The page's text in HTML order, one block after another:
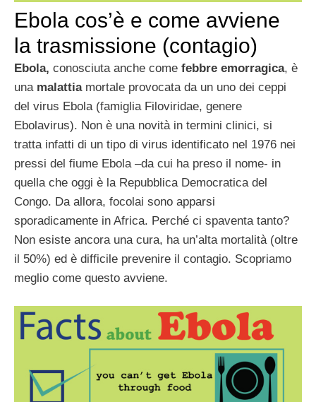
Ebola cos’è e come avviene
la trasmissione (contagio)
Ebola, conosciuta anche come febbre emorragica, è
una malattiamortale provocata da un uno dei ceppi
del virus Ebola (famiglia Filoviridae, genere
Ebolavirus). Non è una novità in termini clinici, si
tratta infatti di un tipo di virus identificato nel 1976 nei
pressi del fiume Ebola –da cui ha preso il nome- in
quella che oggi è la Repubblica Democratica del
Congo. Da allora, focolai sono apparsi
sporadicamente in Africa. Perché ci spaventa tanto?
Non esiste ancora una cura, ha un’alta mortalità (oltre
il 50%) ed è difficile prevenire il contagio. Scopriamo
meglio come questo avviene.